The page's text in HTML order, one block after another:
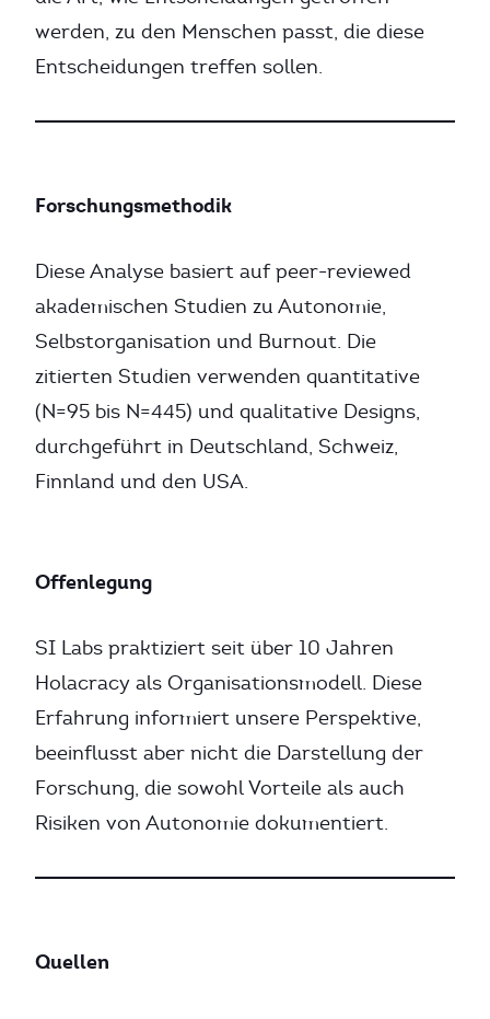
werden, zu den Menschen passt, die diese
Entscheidungen treffen sollen.
Forschungsmethodik
Diese Analyse basiert auf peer-reviewed
akademischen Studien zu Autonomie,
Selbstorganisation und Burnout. Die
zitierten Studien verwenden quantitative
(N=95 bis N=445) und qualitative Designs,
durchgeführt in Deutschland, Schweiz,
Finnland und den USA.
Offenlegung
SI Labs praktiziert seit über 10 Jahren
Holacracy als Organisationsmodell. Diese
Erfahrung informiert unsere Perspektive,
beeinflusst aber nicht die Darstellung der
Forschung, die sowohl Vorteile als auch
Risiken von Autonomie dokumentiert.
Quellen